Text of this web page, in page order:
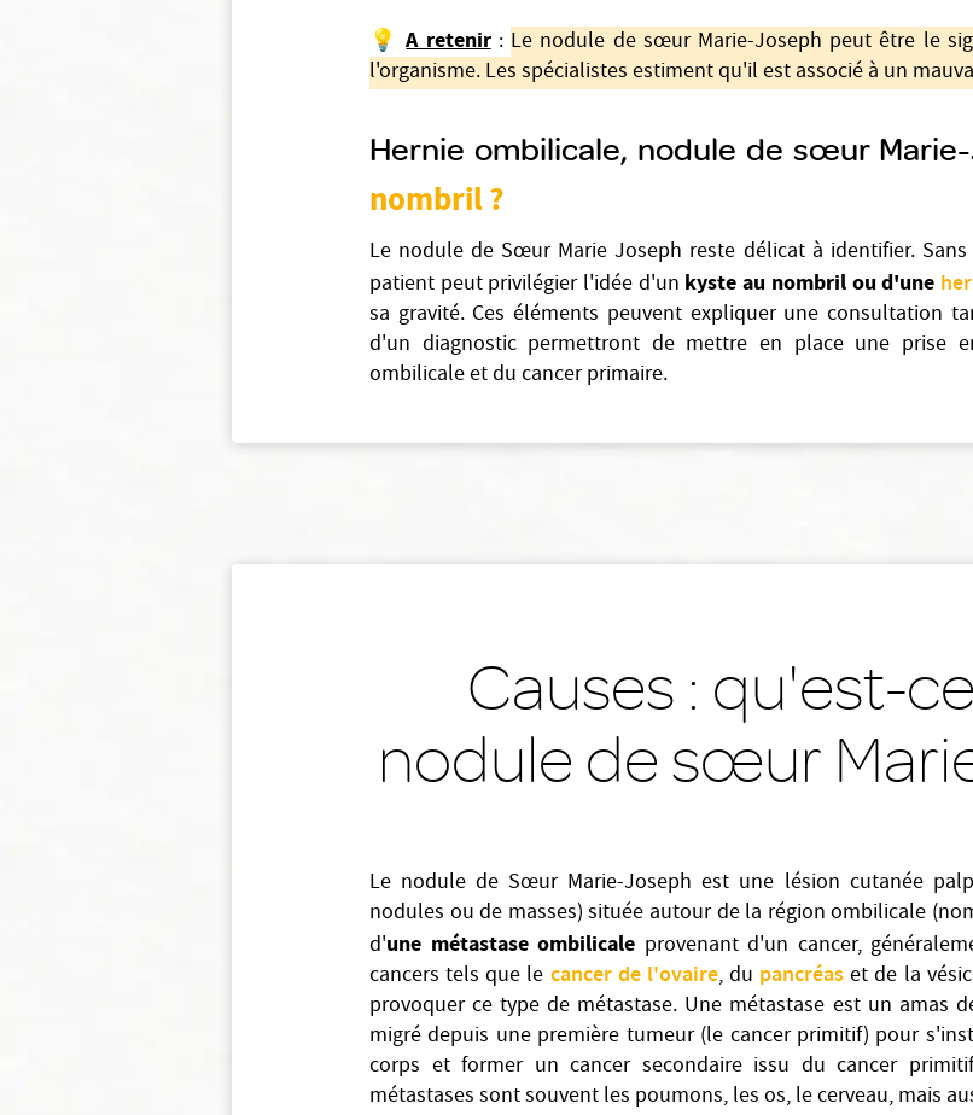
💡A retenir: Le nodule de sœur Marie-Joseph peut être le
l'organisme. Les spécialistes estiment qu'il est associé à un
Hernie ombilicale, nodule de sœur
nombril ?
Le nodule de Sœur Marie Joseph reste délicat à identifier.
patient peut privilégier l'idée d'un kyste au nombril ou d'une
sa gravité. Ces éléments peuvent expliquer une consultation
d'un diagnostic permettront de mettre en place une prise
ombilicale et du cancer primaire.
Causes : qu'est-
nodule de sœur
Le nodule de Sœur Marie-Joseph est une lésion cutanée
nodules ou de masses) située autour de la région ombilicale
d'une métastase ombilicale provenant d'un cancer,
cancers tels que le cancer de l'ovaire, du pancréaset de la
provoquer ce type de métastase. Une métastase est un amas
migré depuis une première tumeur (le cancer primitif) pour
corps et former un cancer secondaire issu du cancer
métastases sont souvent les poumons, les os, le cerveau, mais